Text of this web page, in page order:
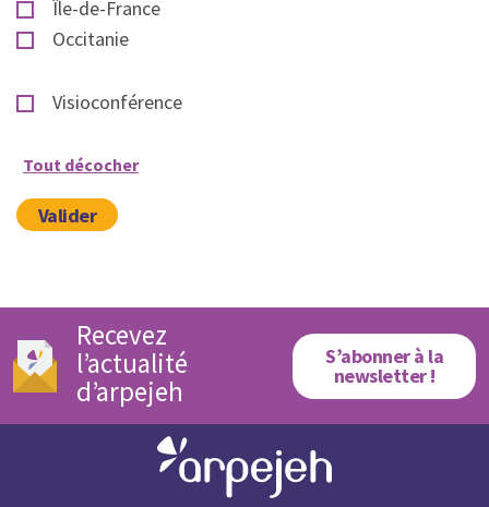
Île-de-France
Occitanie
Visioconférence
Tout décocher
Valider
Recevez
l’actualité
d’arpejeh
S’abonner à la
newsletter !